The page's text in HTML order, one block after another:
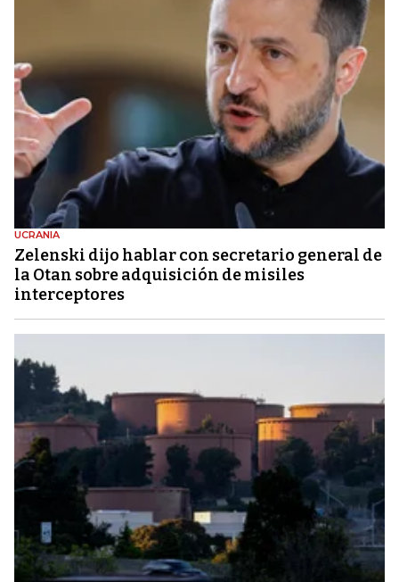
UCRANIA
Zelenski dijo hablar con secretario general de
la Otan sobre adquisición de misiles
interceptores